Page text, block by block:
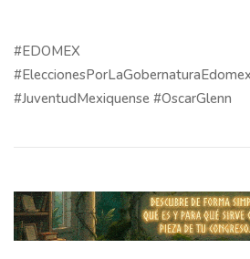
#EDOMEX
#JuventudMexiquense #OscarGlenn